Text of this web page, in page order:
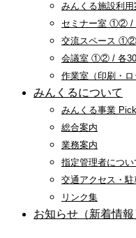
みんくる施設利用
セミナー室 ①② /
交流スペース ①②
会議室 ①② / 各
作業室（印刷・ロ
みんくるについて
みんくる事業
総合案内
業務案内
指定管理者につい
交通アクセス・駐
リンク集
お知らせ（新着情報